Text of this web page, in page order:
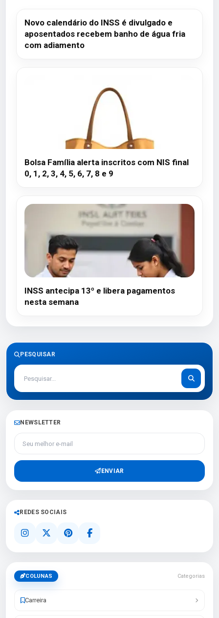
Novo calendário do INSS é divulgado e
aposentados recebem banho de água fria
com adiamento
Bolsa Família alerta inscritos com NIS final
0, 1, 2, 3, 4, 5, 6, 7, 8 e 9
INSS antecipa 13º e libera pagamentos
nesta semana
PESQUISAR
NEWSLETTER
Seu melhor e-mail
ENVIAR
REDES SOCIAIS
COLUNAS Categorias
Carreira